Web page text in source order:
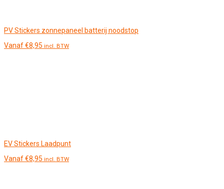
PV Stickers zonnepaneel batterij noodstop
Vanaf€8,95 incl. BTW
EV Stickers Laadpunt
Vanaf€8,95 incl. BTW